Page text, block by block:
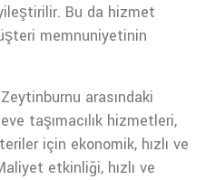
Bu da hizmet
memnuniyetinin
arasındaki
taşımacılık hizmetleri,
için ekonomik, hızlı ve
etkinliği, hızlı ve